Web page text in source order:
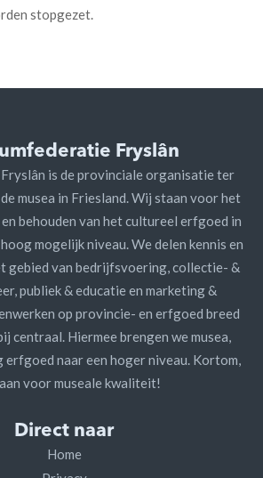
stopgezet.
Fryslân
is de provinciale organisatie ter
musea in Friesland. Wij staan voor het
behouden van het cultureel erfgoed in
mogelijk niveau. We delen kennis en
gebied van bedrijfsvoering, collectie- &
publiek & educatie en marketing &
op provincie- en erfgoed breed
centraal. Hiermee brengen we musea,
naar een hoger niveau. Kortom,
voor museale kwaliteit!
Direct naar
Home